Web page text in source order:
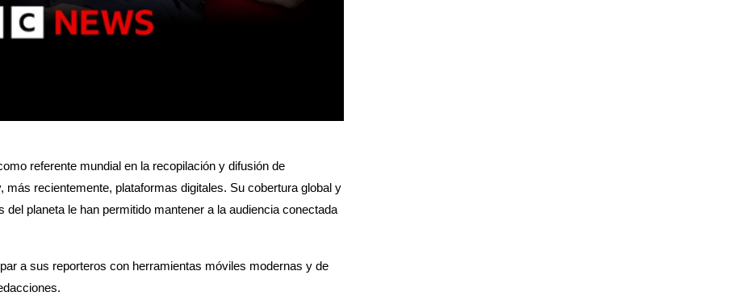
referente mundial en la recopilación y difusión de
más recientemente, plataformas digitales. Su cobertura global y
planeta le han permitido mantener a la audiencia conectada
a sus reporteros con herramientas móviles modernas y de